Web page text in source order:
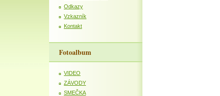
Odkazy
Vzkazník
Kontakt
Fotoalbum
VIDEO
ZÁVODY
SMEČKA